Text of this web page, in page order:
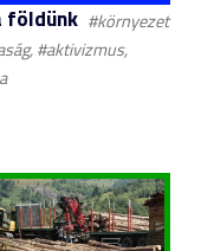
földünk #környezet
#aktivizmus,